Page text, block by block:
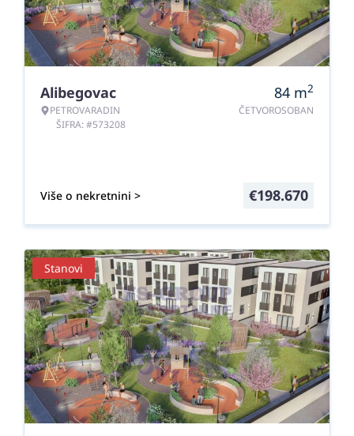
Alibegovac
PETROVARADIN
ŠIFRA: #573208
84 m2
ČETVOROSOBAN
Više o nekretnini > €198.670
Stanovi